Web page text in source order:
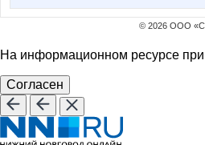
© 2026 ООО
На информационном ресурсе
Согласен